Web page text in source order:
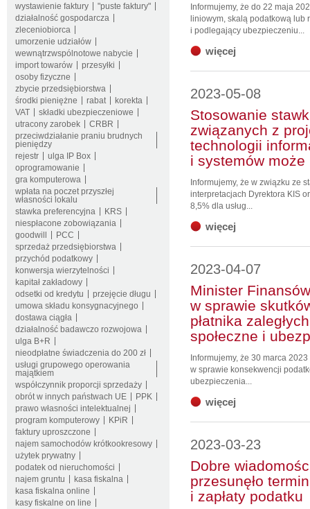
wystawienie faktury
"puste faktury"
działalność gospodarcza
zleceniobiorca
umorzenie udziałów
wewnątrzwspólnotowe nabycie
import towarów
przesyłki
osoby fizyczne
zbycie przedsiębiorstwa
środki pieniężne
rabat
korekta
VAT
składki ubezpieczeniowe
utracony zarobek
CRBR
przeciwdziałanie praniu brudnych
pieniędzy
rejestr
ulga IP Box
oprogramowanie
gra komputerowa
wpłata na poczet przyszłej
własności lokalu
stawka preferencyjna
KRS
niespłacone zobowiązania
goodwill
PCC
sprzedaż przedsiębiorstwa
przychód podatkowy
konwersja wierzytelności
kapitał zakładowy
odsetki od kredytu
przejęcie długu
umowa składu konsygnacyjnego
dostawa ciągła
działalność badawczo rozwojowa
ulga B+R
nieodpłatne świadczenia do 200 zł
usługi grupowego operowania
majątkiem
współczynnik proporcji sprzedaży
obrót w innych państwach UE
PPK
prawo własności intelektualnej
program komputerowy
KPiR
faktury uproszczone
najem samochodów krótkookresowy
użytek prywatny
podatek od nieruchomości
najem gruntu
kasa fiskalna
kasa fiskalna online
kasy fiskalne on line
Informujemy, że do 22 maja
liniowym, skalą podatkową lub
i podlegający ubezpieczeniu...
więcej
2023-05-08
Stosowanie
związanych z
technologii
i systemów
Informujemy, że w związku ze
interpretacjach Dyrektora KIS
8,5% dla usług...
więcej
2023-04-07
Minister
w sprawie
płatnika
społeczne i
Informujemy, że 30 marca
w sprawie konsekwencji
ubezpieczenia...
więcej
2023-03-23
Dobre
przesunęło
i zapłaty podatku